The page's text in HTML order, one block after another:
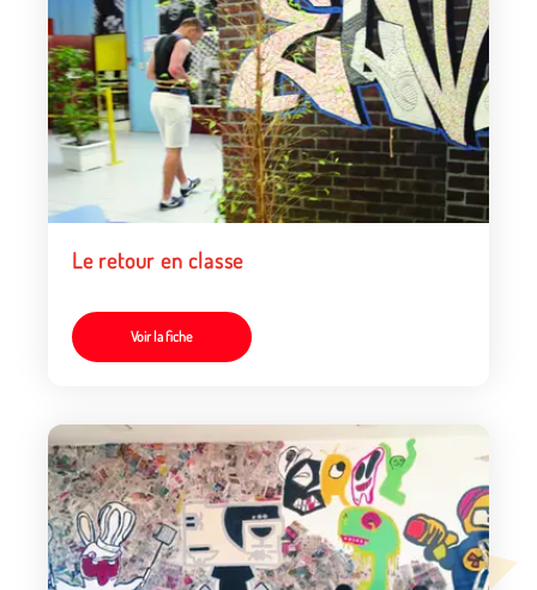
Le retour en classe
Voir la fiche